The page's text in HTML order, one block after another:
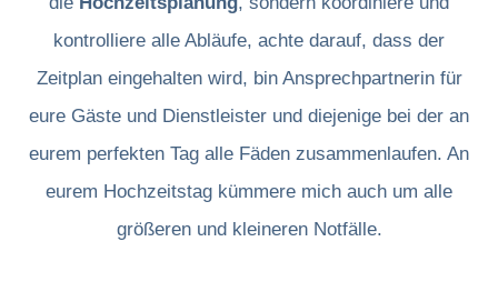
kontrolliere alle Abläufe, achte darauf, dass der
Zeitplan eingehalten wird, bin Ansprechpartnerin für
eure Gäste und Dienstleister und diejenige bei der an
eurem perfekten Tag alle Fäden zusammenlaufen. An
eurem Hochzeitstag kümmere mich auch um alle
größeren und kleineren Notfälle.